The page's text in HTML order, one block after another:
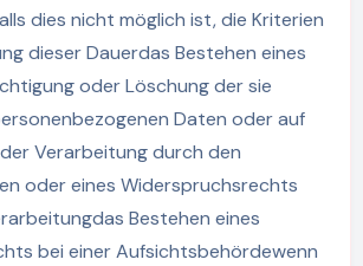
dies nicht möglich ist, die Kriterien
dieser Dauerdas Bestehen eines
oder Löschung der sie
Daten oder auf
Verarbeitung durch den
oder eines Widerspruchsrechts
Bestehen eines
bei einer Aufsichtsbehördewenn